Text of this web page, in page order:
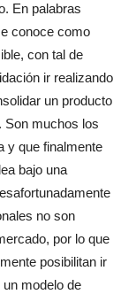
En palabras
conoce como
con tal de
ir realizando
un producto
Son muchos los
y que finalmente
bajo una
no son
por lo que
posibilitan ir
modelo de